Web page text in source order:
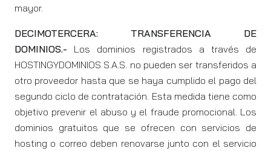
mayor.
DECIMOTERCERA: TRANSFERENCIA DE
DOMINIOS.-
Los dominios registrados a través de
HOSTINGYDOMINIOS S.A.S. no pueden ser transferidos a
otro proveedor hasta que se haya cumplido el pago del
segundo ciclo de contratación. Esta medida tiene como
objetivo prevenir el abuso y el fraude promocional. Los
dominios gratuitos que se ofrecen con servicios de
hosting o correo deben renovarse junto con el servicio